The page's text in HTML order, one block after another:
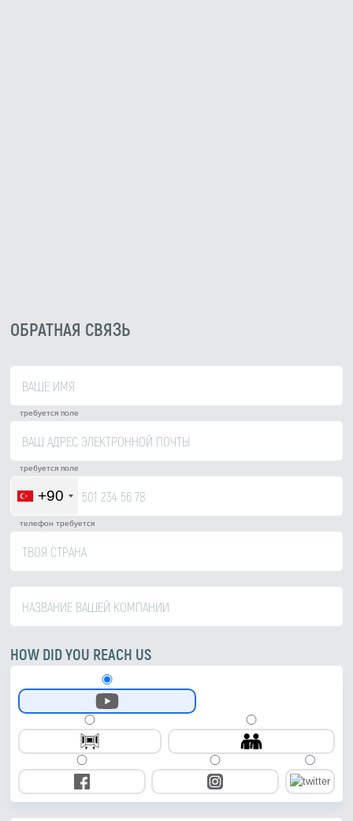
ОБРАТНАЯ СВЯЗЬ
требуется поле
требуется поле
+90
телефон требуется
HOW DID YOU REACH US